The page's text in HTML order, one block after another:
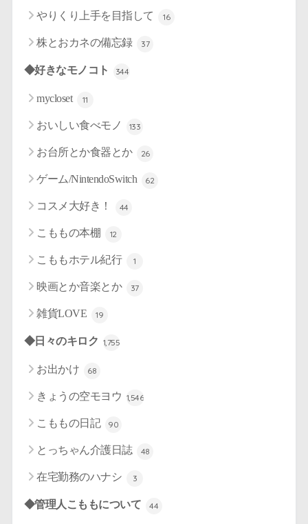
やりくり上手を目指して 16
株とおカネの備忘録 37
◆好きなモノコト 344
mycloset 11
おいしい食べモノ 133
お台所とか食器とか 26
ゲーム/NintendoSwitch 62
コスメ大好き！ 44
こももの本棚 12
こももホテル紀行 1
映画とか音楽とか 37
雑貨LOVE 19
◆日々のキロク 1,755
お出かけ 68
きょうの空モヨウ 1,546
こももの日記 90
とっちゃん介護日誌 48
在宅勤務のハナシ 3
◆管理人こももについて 44